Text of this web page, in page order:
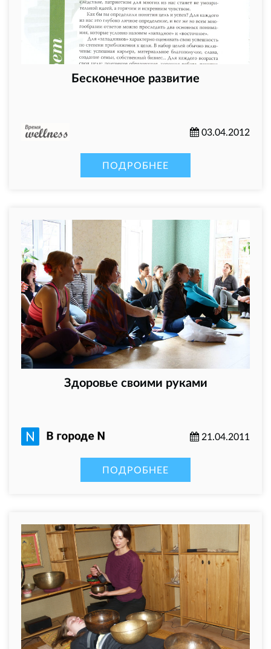
Бесконечное развитие
03.04.2012
ПОДРОБНЕЕ
Здоровье своими руками
21.04.2011
ПОДРОБНЕЕ